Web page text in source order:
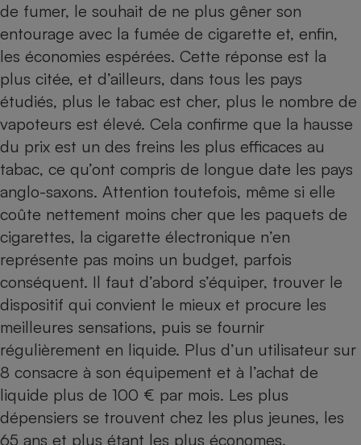
de fumer, le souhait de ne plus gêner son
entourage avec la fumée de cigarette et, enfin,
les économies espérées. Cette réponse est la
plus citée, et d’ailleurs, dans tous les pays
étudiés, plus le tabac est cher, plus le nombre de
vapoteurs est élevé. Cela confirme que la hausse
du prix est un des freins les plus efficaces au
tabac, ce qu’ont compris de longue date les pays
anglo-saxons. Attention toutefois, même si elle
coûte nettement moins cher que les paquets de
cigarettes, la cigarette électronique n’en
représente pas moins un budget, parfois
conséquent. Il faut d’abord s’équiper, trouver le
dispositif qui convient le mieux et procure les
meilleures sensations, puis se fournir
régulièrement en liquide. Plus d’un utilisateur sur
8 consacre à son équipement et à l’achat de
liquide plus de 100 € par mois. Les plus
dépensiers se trouvent chez les plus jeunes, les
65 ans et plus étant les plus économes.